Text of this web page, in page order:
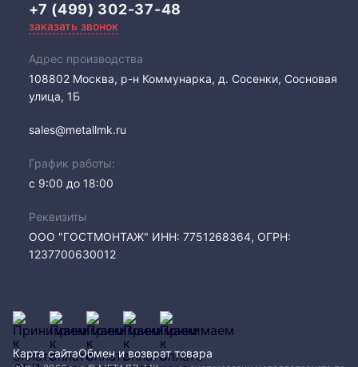
+7 (499) 302-37-48
заказать звонок
Адрес производства
108802​ Москва, р-н Коммунарка, д. Сосенки, Сосновая
улица, 1Б
sales@metallmk.ru
График работы:
с 9:00 до 18:00
Реквизиты
ООО "ГОСТМОНТАЖ" ИНН: 7751268364, ОГРН:
1237700630012
Карта сайтаОбмен и возврат товара